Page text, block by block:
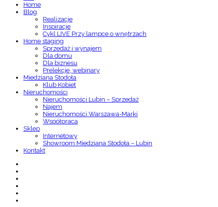
Home
Blog
Realizacje
Inspiracje
Cykl LIVE Przy lampce o wnętrzach
Home staging
Sprzedaż i wynajem
Dla domu
Dla biznesu
Prelekcje, webinary
Miedziana Stodoła
Klub Kobiet
Nieruchomości
Nieruchomości Lubin – Sprzedaż
Najem
Nieruchomości Warszawa-Marki
Współpraca
Sklep
Internetowy
Showroom Miedziana Stodoła – Lubin
Kontakt